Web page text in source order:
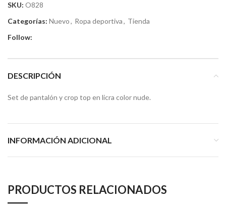
SKU: O828
Categorías: Nuevo, Ropa deportiva, Tienda
Follow:
DESCRIPCIÓN
Set de pantalón y crop top en licra color nude.
INFORMACIÓN ADICIONAL
PRODUCTOS RELACIONADOS